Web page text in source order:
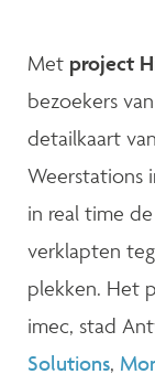
Met project
bezoekers
detailkaart
Weerstations
in real time
verklapten
plekken. Het
imec, stad
Solutions,